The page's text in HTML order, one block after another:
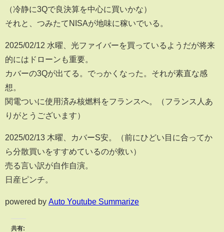
（冷静に3Qで良決算を中心に買いかな）
それと、つみたてNISAが地味に稼いでいる。
2025/02/12 水曜、光ファイバーを買っているようだが将来
的にはドローンも重要。
カバーの3Qが出てる。でっかくなった。それが素直な感
想。
関電ついに使用済み核燃料をフランスへ。（フランス人あ
りがとうございます）
2025/02/13 木曜、カバーS安。（前にひどい目に合ってか
ら分散買いをすすめているのが救い）
売る言い訳が自作自演。
日産ピンチ。
powered by Auto Youtube Summarize
共有: